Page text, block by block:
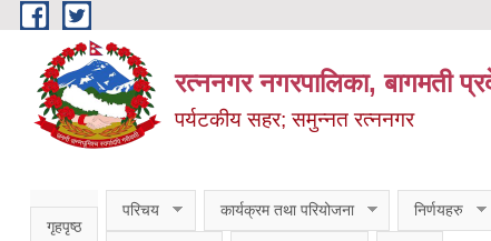
Skip to main content
रत्ननगर नगरपालिका, बागमती
पर्यटकीय सहर; समुन्नत रत्ननगर
गृहपृष्ठ
परिचय कार्यक्रम तथा परियोजना निर्णयहरु